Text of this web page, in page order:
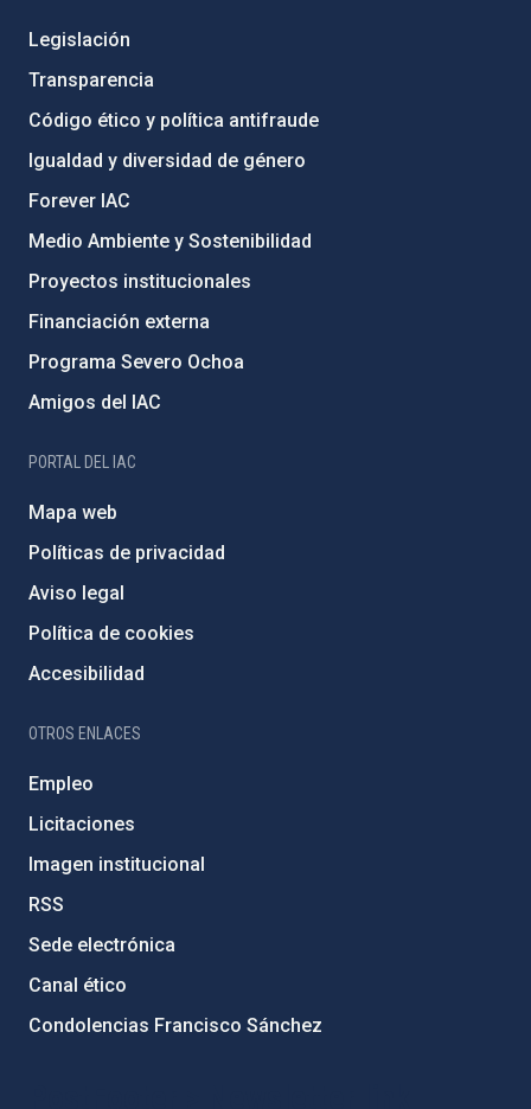
Legislación
Transparencia
Código ético y política antifraude
Igualdad y diversidad de género
Forever IAC
Medio Ambiente y Sostenibilidad
Proyectos institucionales
Financiación externa
Programa Severo Ochoa
Amigos del IAC
PORTAL DEL IAC
Mapa web
Políticas de privacidad
Aviso legal
Política de cookies
Accesibilidad
OTROS ENLACES
Empleo
Licitaciones
Imagen institucional
RSS
Sede electrónica
Canal ético
Condolencias Francisco Sánchez